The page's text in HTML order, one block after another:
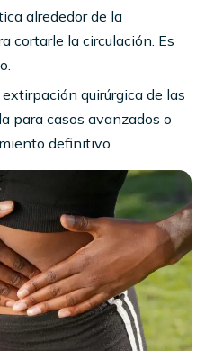
alrededor de la
cortarle la circulación. Es
extirpación quirúrgica de las
para casos avanzados o
definitivo.